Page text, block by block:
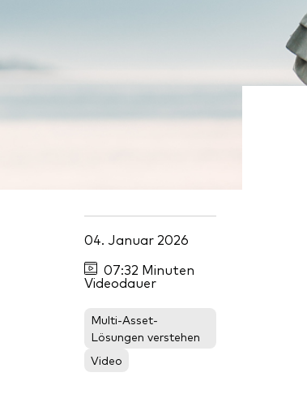
04. Januar 2026
07:32 Minuten
Videodauer
Multi-Asset-
Lösungen verstehen
Video